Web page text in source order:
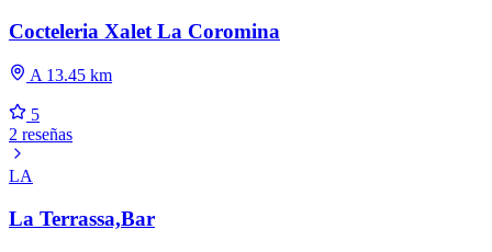
Cocteleria Xalet La Coromina
A 13.45 km
5
2 reseñas
LA
La Terrassa,Bar